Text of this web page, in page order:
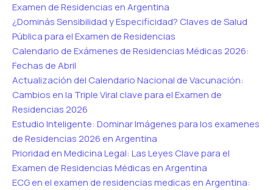
Examen de Residencias en Argentina
¿Dominás Sensibilidad y Especificidad? Claves de Salud
Pública para el Examen de Residencias
Calendario de Exámenes de Residencias Médicas 2026:
Fechas de Abril
Actualización del Calendario Nacional de Vacunación:
Cambios en la Triple Viral clave para el Examen de
Residencias 2026
Estudio Inteligente: Dominar Imágenes para los examenes
de Residencias 2026 en Argentina
Prioridad en Medicina Legal: Las Leyes Clave para el
Examen de Residencias Médicas en Argentina
ECG en el examen de residencias medicas en Argentina: